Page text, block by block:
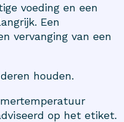
voeding en een
Een
vervanging van een
houden.
op het etiket.